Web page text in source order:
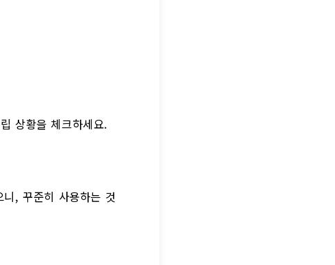
상황을 체크하세요.
, 꾸준히 사용하는 것